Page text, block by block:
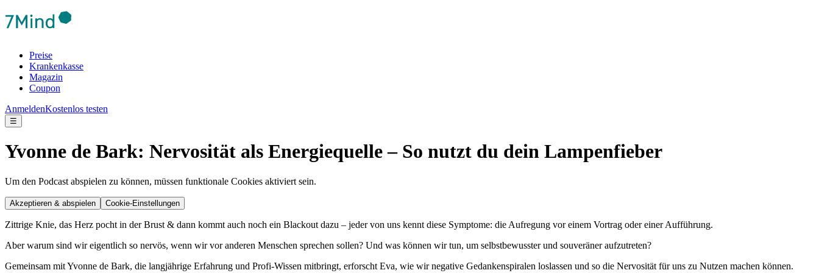
Preise
Krankenkasse
Magazin
Coupon
AnmeldenKostenlos testen
☰
Yvonne de Bark: Nervosität als Energiequelle – So nutzt du dein Lampenfieber
Um den Podcast abspielen zu können, müssen funktionale Cookies aktiviert sein.
Akzeptieren & abspielen Cookie-Einstellungen
Zittrige Knie, das Herz pocht in der Brust & dann kommt auch noch ein Blackout dazu – jeder von uns kennt diese Symptome: die Aufregung vor einem Vortrag oder einer Aufführung.
Aber warum sind wir eigentlich so nervös, wenn wir vor anderen Menschen sprechen sollen? Und was können wir tun, um selbstbewusster und souveräner aufzutreten?
Gemeinsam mit Yvonne de Bark, die langjährige Erfahrung und Profi-Wissen mitbringt, erforscht Eva, wie wir negative Gedankenspiralen loslassen und so die Nervosität für uns zu Nutzen machen können.